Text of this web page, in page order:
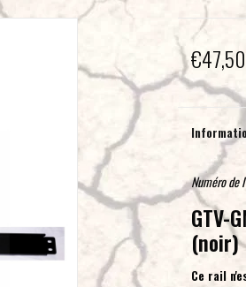
€47,50
Numéro de
GTV-
(noir)
Ce rail